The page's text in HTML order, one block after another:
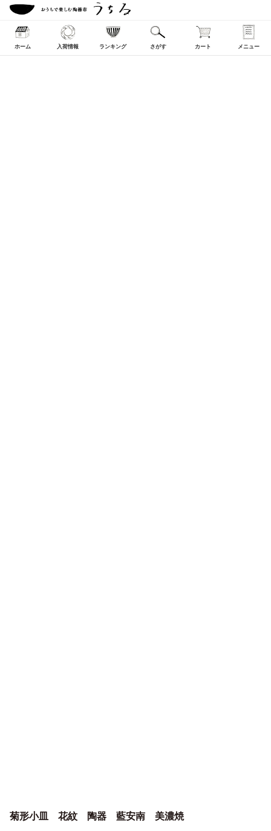
ホーム 入荷情報 ランキング さがす カート メニュー
菊形小皿 花紋 陶器 藍安南 美濃焼